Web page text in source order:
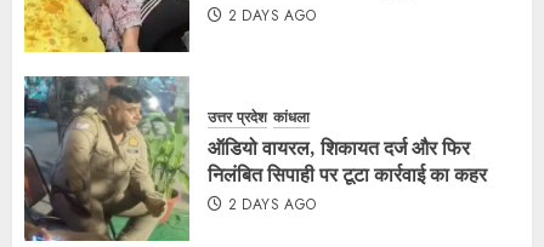
2 DAYS AGO
उत्तर प्रदेश कांधला
ऑडियो वायरल, शिकायत दर्ज और फिर
निलंबित सिपाही पर टूटा कार्रवाई का कहर
2 DAYS AGO